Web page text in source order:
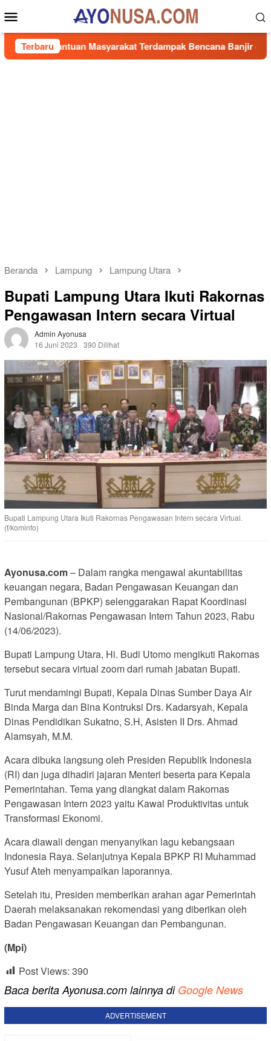
ke
kontenMobile
TerbaruMasyarakat Terdampak Bencana Banjir di Sumbar
Beranda Lampung Lampung Utara
Bupati Lampung Utara Ikuti Rakornas
Pengawasan Intern secara Virtual
Admin Ayonusa
16 Juni 2023
390 Dilihat
Bupati Lampung Utara Ikuti Rakornas Pengawasan Intern secara Virtual.
(f/kominfo)
Ayonusa.com– Dalam rangka mengawal akuntabilitas
keuangan negara, Badan Pengawasan Keuangan dan
Pembangunan (BPKP) selenggarakan Rapat Koordinasi
Nasional/Rakornas Pengawasan Intern Tahun 2023, Rabu
(14/06/2023).
Bupati Lampung Utara, Hi. Budi Utomo mengikuti Rakornas
tersebut secara virtual zoom dari rumah jabatan Bupati.
Turut mendamingi Bupati, Kepala Dinas Sumber Daya Air
Binda Marga dan Bina Kontruksi Drs. Kadarsyah, Kepala
Dinas Pendidikan Sukatno, S.H, Asisten II Drs. Ahmad
Alamsyah, M.M.
Acara dibuka langsung oleh Presiden Republik Indonesia
(RI) dan juga dihadiri jajaran Menteri beserta para Kepala
Pemerintahan. Tema yang diangkat dalam Rakornas
Pengawasan Intern 2023 yaitu Kawal Produktivitas untuk
Transformasi Ekonomi.
Acara diawali dengan menyanyikan lagu kebangsaan
Indonesia Raya. Selanjutnya Kepala BPKP RI Muhammad
Yusuf Ateh menyampaikan laporannya.
Setelah itu, Presiden memberikan arahan agar Pemerintah
Daerah melaksanakan rekomendasi yang diberikan oleh
Badan Pengawasan Keuangan dan Pembangunan.
(Mpi)
Post Views: 390
Baca berita Ayonusa.com lainnya di Google News
ADVERTISEMENT